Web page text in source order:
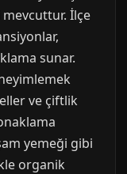
İlçe
sunar.
ve çiftlik
yemeği gibi
organik